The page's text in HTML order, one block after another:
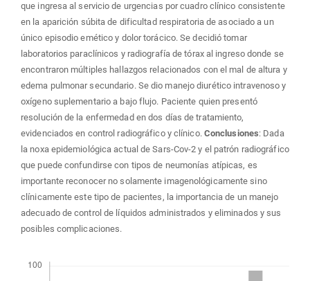
que ingresa al servicio de urgencias por cuadro clínico consistente
en la aparición súbita de dificultad respiratoria de asociado a un
único episodio emético y dolor torácico. Se decidió tomar
laboratorios paraclínicos y radiografía de tórax al ingreso donde se
encontraron múltiples hallazgos relacionados con el mal de altura y
edema pulmonar secundario. Se dio manejo diurético intravenoso y
oxígeno suplementario a bajo flujo. Paciente quien presentó
resolución de la enfermedad en dos días de tratamiento,
evidenciados en control radiográfico y clínico. Conclusiones: Dada
la noxa epidemiológica actual de Sars-Cov-2 y el patrón radiográfico
que puede confundirse con tipos de neumonías atípicas, es
importante reconocer no solamente imagenológicamente sino
clínicamente este tipo de pacientes, la importancia de un manejo
adecuado de control de líquidos administrados y eliminados y sus
posibles complicaciones.